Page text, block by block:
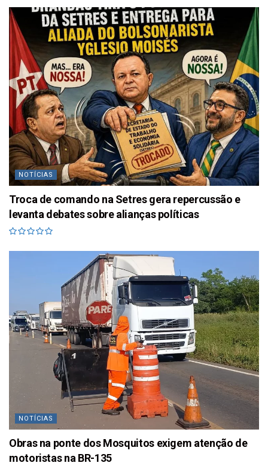
NOTÍCIAS
Troca de comando na Setres gera repercussão e
levanta debates sobre alianças políticas
NOTÍCIAS
Obras na ponte dos Mosquitos exigem atenção de
motoristas na BR-135